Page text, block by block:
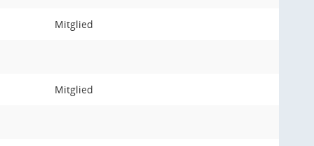
Mitglied
Mitglied